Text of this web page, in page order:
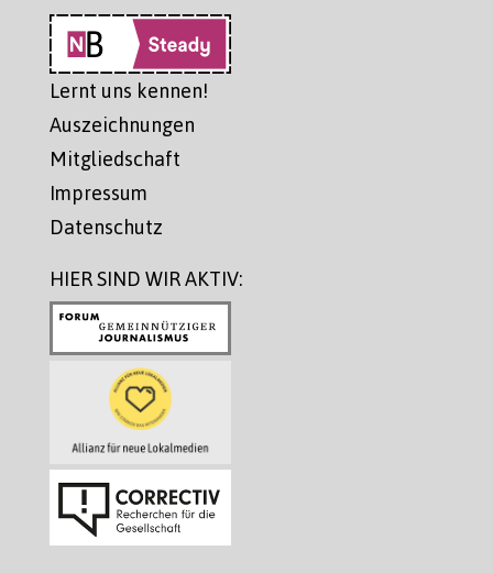
Lernt uns kennen!
Auszeichnungen
Mitgliedschaft
Impressum
Datenschutz
HIER SIND WIR AKTIV: